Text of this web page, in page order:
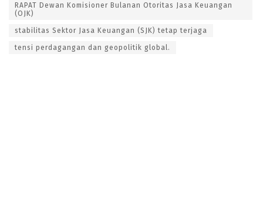
RAPAT Dewan Komisioner Bulanan Otoritas Jasa Keuangan
(OJK)
stabilitas Sektor Jasa Keuangan (SJK) tetap terjaga
tensi perdagangan dan geopolitik global.